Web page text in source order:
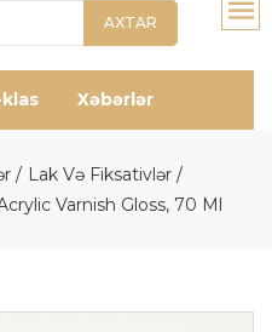
AXTAR
Xəbərlər
Lak Və Fiksativlər
Varnish Gloss, 70 Ml